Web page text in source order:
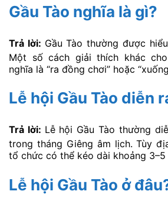
Gầu Tào nghĩa là gì?
Trả lời: Gầu Tào thường được
Một số cách giải thích khác
nghĩa là “ra đồng chơi” hoặc
Lễ hội Gầu Tào diễn
Trả lời: Lễ hội Gầu Tào thường
trong tháng Giêng âm lịch. Tùy
tổ chức có thể kéo dài khoảng 3–5
Lễ hội Gầu Tào ở